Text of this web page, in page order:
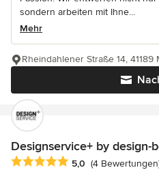
sondern arbeiten mit Ihne...
Mehr
Rheindahlener Straße 14,
Designservice+ by design-
Durchschnittliche Bewertung:
5,0 (4